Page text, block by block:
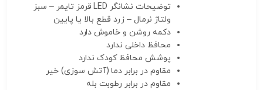
توضیحات نشانگر LED
قرمز تایمر – سبز
ولتاژ نرمال – زرد قطع بالا یا پایین
دکمه روشن و خاموش دارد
محافظ داخلی ندارد
پوشش محافظ کودک ندارد
مقاوم در برابر دما (آتش سوزی) خیر
مقاوم در برابر رطوبت بله